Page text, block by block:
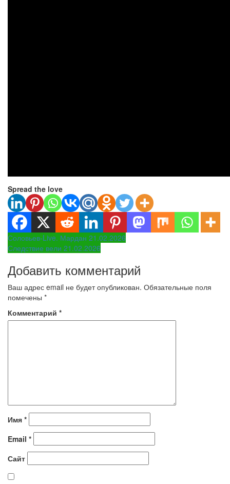
Spread the love
Навигация
по
записям
Соловьев-Live. Мардан 21.02.2026
Следствие вели 21.02.2026
Добавить комментарий
Ваш адрес email не будет опубликован. Обязательные поля
помечены *
Комментарий *
Имя *
Email *
Сайт